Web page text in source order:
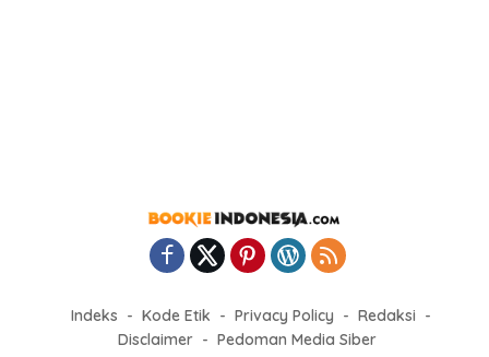
Indeks Kode Etik Privacy Policy
Redaksi
Disclaimer
Pedoman Media Siber